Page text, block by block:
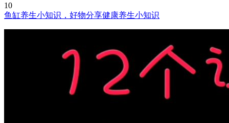
10
鱼缸养生小知识，好物分享健康养生小知识